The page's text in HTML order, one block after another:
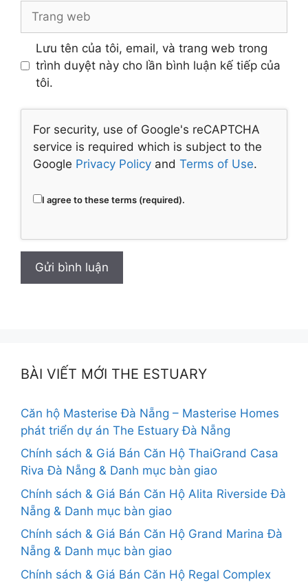
tử
web
Lưu tên của tôi, email, và trang web trong
trình duyệt này cho lần bình luận kế tiếp của
tôi.
For security, use of Google's reCAPTCHA
service is required which is subject to the
Google Privacy Policy and Terms of Use.
I agree to these terms (required).
BÀI VIẾT MỚI THE ESTUARY
Căn hộ Masterise Đà Nẵng – Masterise Homes
phát triển dự án The Estuary Đà Nẵng
Chính sách & Giá Bán Căn Hộ ThaiGrand Casa
Riva Đà Nẵng & Danh mục bàn giao
Chính sách & Giá Bán Căn Hộ Alita Riverside Đà
Nẵng & Danh mục bàn giao
Chính sách & Giá Bán Căn Hộ Grand Marina Đà
Nẵng & Danh mục bàn giao
Chính sách & Giá Bán Căn Hộ Regal Complex